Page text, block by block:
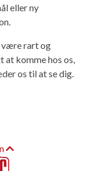
eller ny
være rart og
at komme hos os,
os til at se dig.